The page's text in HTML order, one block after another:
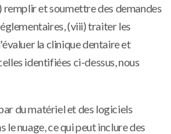
remplir et soumettre des demandes
(viii) traiter les
la clinique dentaire et
identifiées ci-dessus, nous
du matériel et des logiciels
nuage, ce qui peut inclure des